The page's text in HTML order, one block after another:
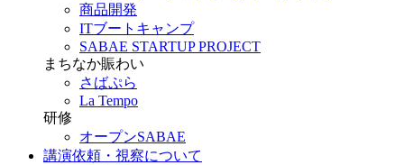
商品開発
ITブートキャンプ
SABAE STARTUP PROJECT
まちなか賑わい
さばぷら
La Tempo
研修
オープンSABAE
講演依頼・視察について